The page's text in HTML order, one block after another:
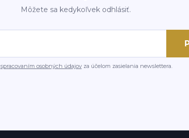
Môžete sa kedykoľvek odhlásiť.
spracovaním osobných údajovza účelom zasielania newslettera.